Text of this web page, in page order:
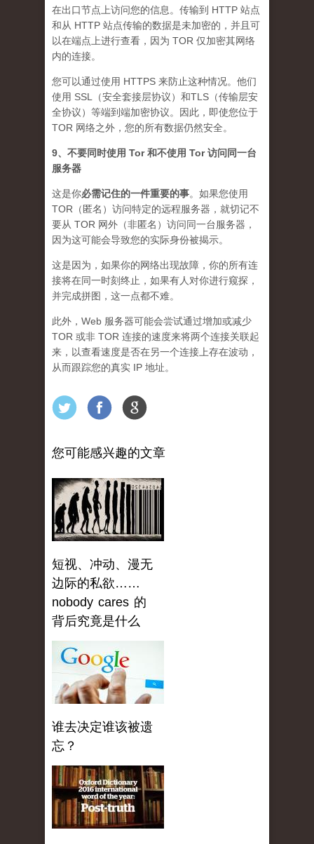
在出口节点上访问您的信息。传输到 HTTP 站点
和从 HTTP 站点传输的数据是未加密的，并且可
以在端点上进行查看，因为 TOR 仅加密其网络
内的连接。
您可以通过使用 HTTPS 来防止这种情况。他们
使用 SSL（安全套接层协议）和TLS（传输层安
全协议）等端到端加密协议。因此，即使您位于
TOR 网络之外，您的所有数据仍然安全。
9、不要同时使用 Tor 和不使用 Tor 访问同一台
服务器
这是你必需记住的一件重要的事。如果您使用
TOR（匿名）访问特定的远程服务器，就切记不
要从 TOR 网外（非匿名）访问同一台服务器，
因为这可能会导致您的实际身份被揭示。
这是因为，如果你的网络出现故障，你的所有连
接将在同一时刻终止，如果有人对你进行窥探，
并完成拼图，这一点都不难。
此外，Web 服务器可能会尝试通过增加或减少
TOR 或非 TOR 连接的速度来将两个连接关联起
来，以查看速度是否在另一个连接上存在波动，
从而跟踪您的真实 IP 地址。
您可能感兴趣的文章
短视、冲动、漫无
边际的私欲……
nobody cares 的
背后究竟是什么
谁去决定谁该被遗
忘？